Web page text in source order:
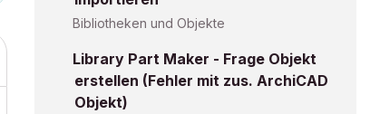
Bibliotheken und Objekte
Library Part Maker - Frage Objekt
erstellen (Fehler mit zus. ArchiCAD
Objekt)